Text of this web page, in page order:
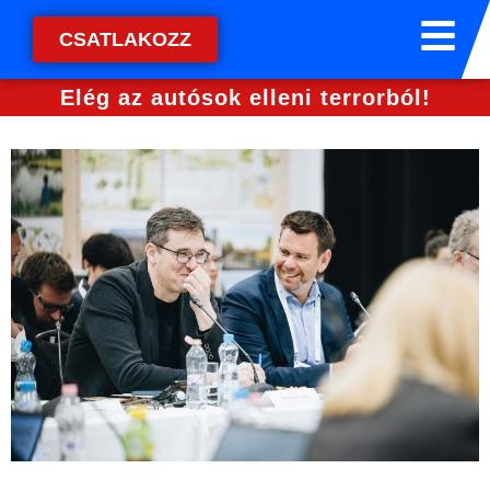
CSATLAKOZZ
Elég az autósok elleni terrorból!